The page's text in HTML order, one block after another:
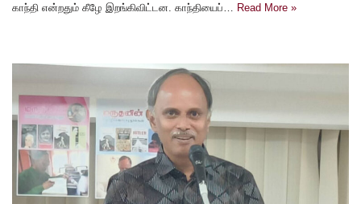
காந்தி என்றதும் கீழே இறங்கிவிட்டன. காந்தியைப்…
Read More »